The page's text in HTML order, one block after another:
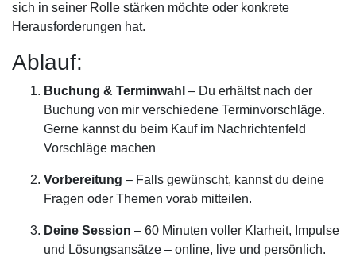
sich in seiner Rolle stärken möchte oder konkrete
Herausforderungen hat.
Ablauf:
Buchung & Terminwahl – Du erhältst nach der
Buchung von mir verschiedene Terminvorschläge.
Gerne kannst du beim Kauf im Nachrichtenfeld
Vorschläge machen
Vorbereitung – Falls gewünscht, kannst du deine
Fragen oder Themen vorab mitteilen.
Deine Session – 60 Minuten voller Klarheit, Impulse
und Lösungsansätze – online, live und persönlich.